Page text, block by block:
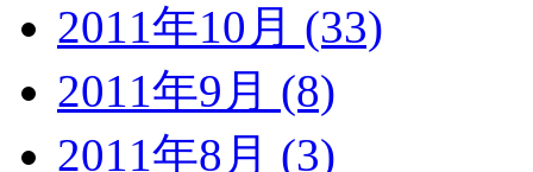
2011年10月 (33)
2011年9月 (8)
2011年8月 (3)